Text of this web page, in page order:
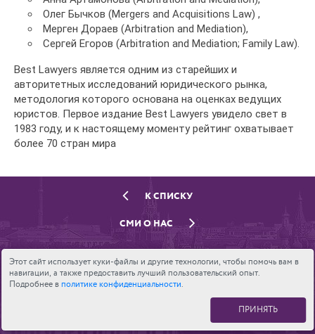
Этот сайт использует куки-файлы и другие технологии, чтобы помочь вам в
навигации, а также предоставить лучший пользовательский опыт.
Подробнее вполитике конфиденциальности.
ПРИНЯТЬ
Олег Бычков (Mergers and Acquisitions Law) ,
Мерген Дораев (Arbitration and Mediation),
Сергей Егоров (Arbitration and Mediation; Family Law).
Best Lawyers является одним из старейших и
авторитетных исследований юридического рынка,
методология которого основана на оценках ведущих
юристов. Первое издание Best Lawyers увидело свет в
1983 году, и к настоящему моменту рейтинг охватывает
более 70 стран мира
К СПИСКУ
СМИ О НАС